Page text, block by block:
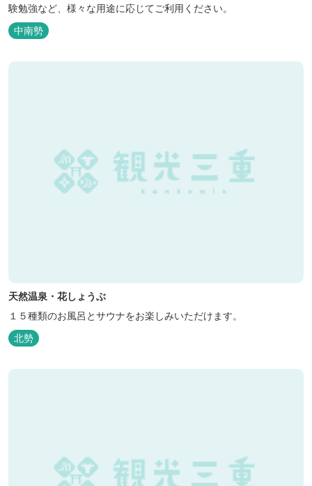
験勉強など、様々な用途に応じてご利用ください。
中南勢
天然温泉・花しょうぶ
１５種類のお風呂とサウナをお楽しみいただけます。
北勢